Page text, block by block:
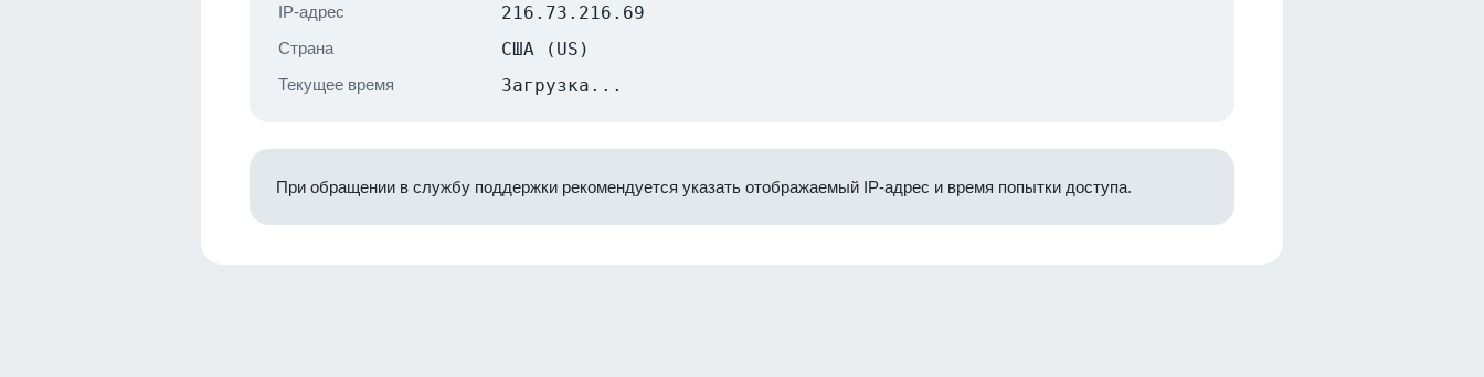
IP-адрес 216.73.216.69
Страна США (US)
Текущее время Загрузка...
При обращении в службу поддержки рекомендуется указать отображаемый IP-адрес и время попытки доступа.